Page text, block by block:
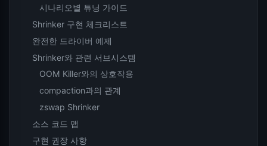
시나리오별 튜닝 가이드
Shrinker 구현 체크리스트
완전한 드라이버 예제
Shrinker와 관련 서브시스템
OOM Killer와의 상호작용
compaction과의 관계
zswap Shrinker
소스 코드 맵
구현 권장 사항